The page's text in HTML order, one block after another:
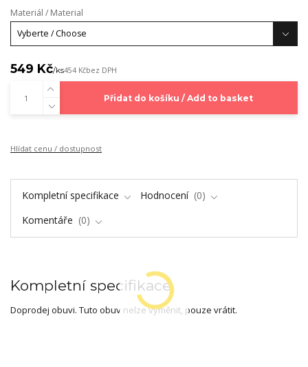
Materiál / Material
549 Kč/ks454 Kčbez DPH
Přidat do košíku / Add to basket
Hlídat cenu / dostupnost
Kompletní specifikace Hodnocení
0
Komentáře
0
Kompletní specifikace
Doprodej obuvi. Tuto obuv nelze vyměnit, pouze vrátit.